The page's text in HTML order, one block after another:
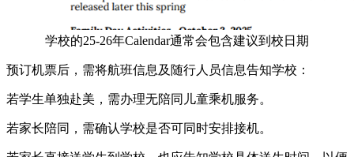
学校的25-26年Calendar通常会包含建议到校日期
预订机票后，需将航班信息及随行人员信息告知学校：
若学生单独赴美，需办理无陪同儿童乘机服务。
若家长陪同，需确认学校是否可同时安排接机。